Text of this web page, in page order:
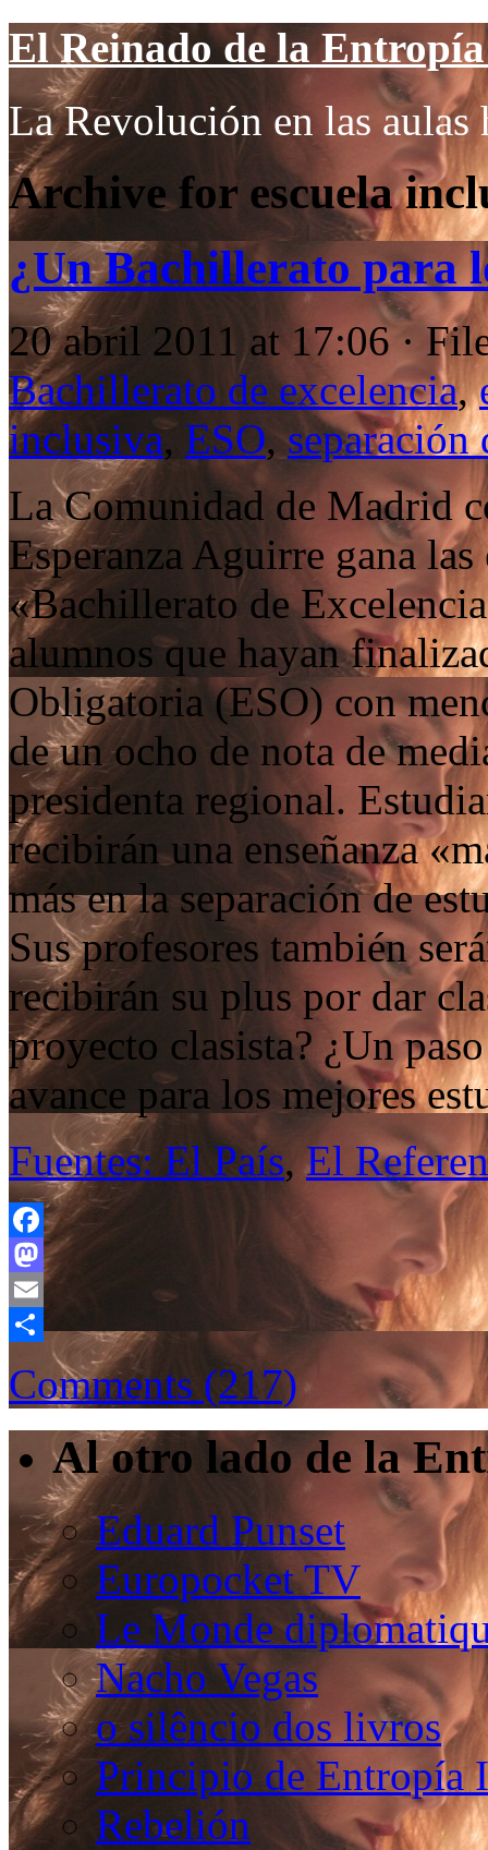
El Reinado de la
La Revolución en las aulas
Archive for escuela
¿Un Bachillerato para
20 abril 2011 at 17:06 ·
Bachillerato de excelencia,
inclusiva, ESO,separación
La Comunidad de Madrid
Esperanza Aguirre gana
«Bachillerato de
alumnos que hayan
Obligatoria (ESO) con
de un ocho de nota de
presidenta regional.
recibirán una enseñanza
más en la separación de
Sus profesores también
recibirán su plus por dar
proyecto clasista? ¿Un
avance para los mejores
Fuentes: El País,El
Facebook
Mastodon
Email
Compartir
Comments (217)
Al otro lado de la
Eduard Punset
Europocket TV
Le Monde
Nacho Vegas
o silêncio dos livros
Principio de Entropía
Rebelión